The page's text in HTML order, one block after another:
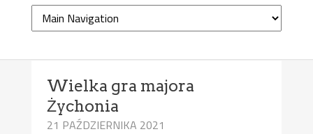
Wielka gra majora
Żychonia
21 PAŹDZIERNIKA 2021